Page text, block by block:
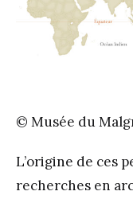
© Musée du
L’origine de ces
recherches en